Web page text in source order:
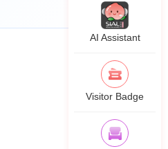
AI Assistant
Visitor Badge